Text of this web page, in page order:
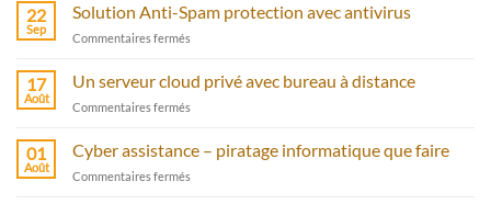
automatisée
22
Sep
Solution Anti-Spam protection avec antivirus
Commentaires fermés
Anti-
Spam
protection
antivirus
17
Août
Un serveur cloud privé avec bureau à distance
Commentaires fermés
serveur
cloud
privé
01
Août
Cyber assistance – piratage informatique que faire
Commentaires fermés